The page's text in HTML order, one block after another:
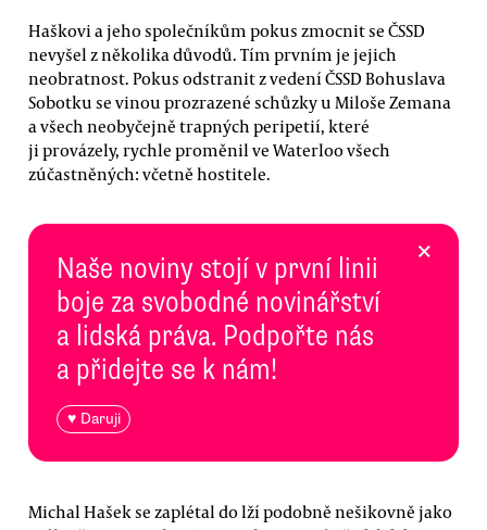
Haškovi a jeho společníkům pokus zmocnit se ČSSD
nevyšel z několika důvodů. Tím prvním je jejich
neobratnost. Pokus odstranit z vedení ČSSD Bohuslava
Sobotku se vinou prozrazené schůzky u Miloše Zemana
a všech neobyčejně trapných peripetií, které
ji provázely, rychle proměnil ve Waterloo všech
zúčastněných: včetně hostitele.
Naše noviny stojí v první linii
boje za svobodné novinářství
a lidská práva. Podpořte nás
a přidejte se k nám!
♥ Daruji
×
Michal Hašek se zaplétal do lží podobně nešikovně jako